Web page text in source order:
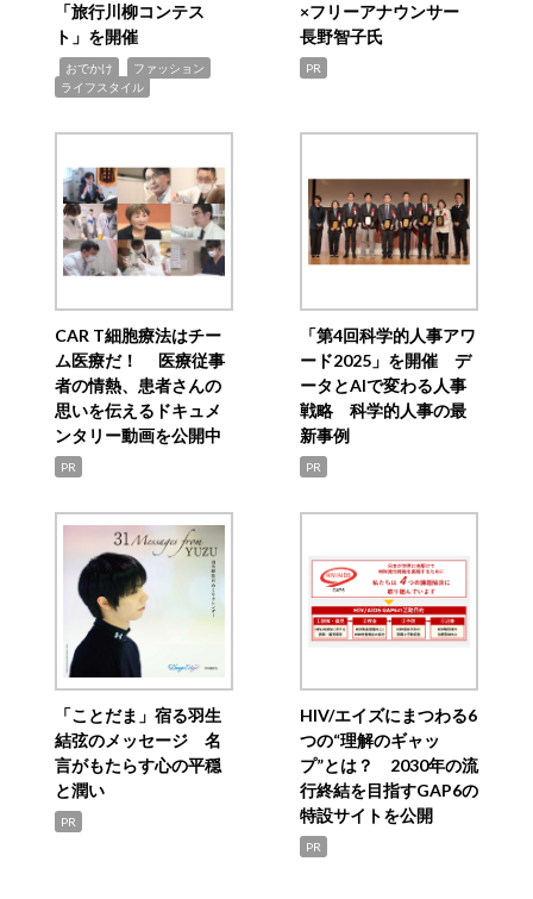
「旅行川柳コンテス
ト」を開催
おでかけ ファッション
ライフスタイル
×フリーアナウンサー
長野智子氏
PR
CAR T細胞療法はチー
ム医療だ！ 医療従事
者の情熱、患者さんの
思いを伝えるドキュメ
ンタリー動画を公開中
PR
「第4回科学的人事アワ
ード2025」を開催 デ
ータとAIで変わる人事
戦略 科学的人事の最
新事例
PR
「ことだま」宿る羽生
結弦のメッセージ 名
言がもたらす心の平穏
と潤い
PR
HIV/エイズにまつわる6
つの“理解のギャッ
プ”とは？ 2030年の流
行終結を目指すGAP6の
特設サイトを公開
PR